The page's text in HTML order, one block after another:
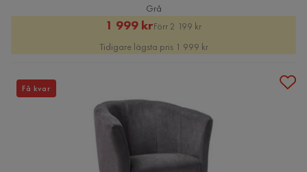
Grå
Rabatterat
Pris
1 999 krOriginal
Pris
Förr 2 199 kr
Tidigare lägsta pris 1 999 kr
Få kvar